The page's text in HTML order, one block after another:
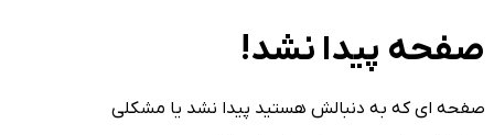
صفحه پیدا نشد!
صفحه ای که به دنبالش هستید پیدا نشد یا مشکلی